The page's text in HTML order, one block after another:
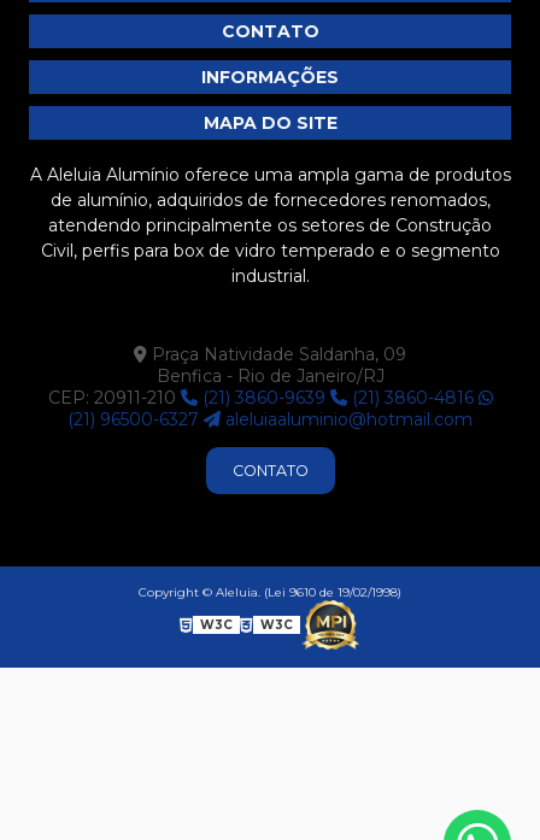
CONTATO
INFORMAÇÕES
MAPA DO SITE
A Aleluia Alumínio oferece uma ampla gama de produtos
de alumínio, adquiridos de fornecedores renomados,
atendendo principalmente os setores de Construção
Civil, perfis para box de vidro temperado e o segmento
industrial.
Praça Natividade Saldanha, 09
Benfica - Rio de Janeiro/RJ
CEP: 20911-210
(21) 3860-9639
(21) 3860-4816
(21) 96500-6327
aleluiaaluminio@hotmail.com
CONTATO
Copyright © Aleluia. (Lei 9610 de 19/02/1998)
W3C W3C